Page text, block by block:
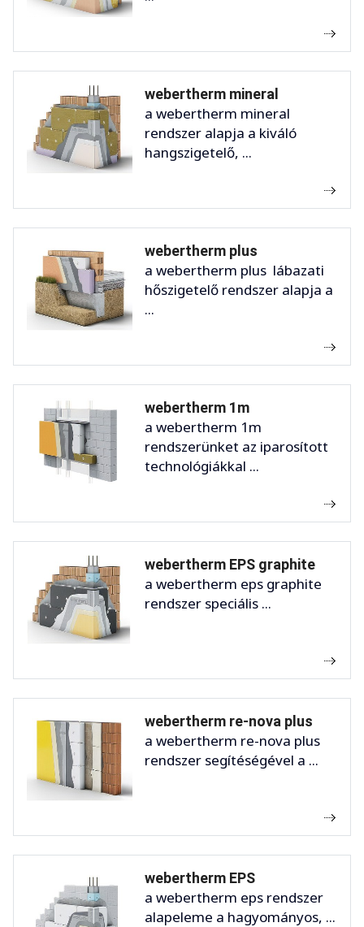
webertherm mineral
a webertherm mineral
rendszer alapja a kiváló
hangszigetelő, ...
webertherm plus
a webertherm plus lábazati
hőszigetelő rendszer alapja a
...
webertherm 1m
a webertherm 1m
rendszerünket az iparosított
technológiákkal ...
webertherm EPS graphite
a webertherm eps graphite
rendszer speciális ...
webertherm re-nova plus
a webertherm re-nova plus
rendszer segítéségével a ...
webertherm EPS
a webertherm eps rendszer
alapeleme a hagyományos, ...